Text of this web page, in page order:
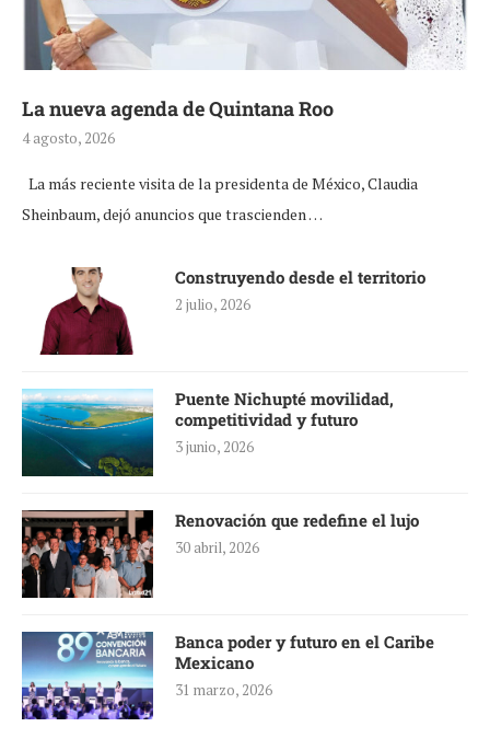
La nueva agenda de Quintana Roo
4 agosto, 2026
La más reciente visita de la presidenta de México, Claudia
Sheinbaum, dejó anuncios que trascienden …
Construyendo desde el territorio
2 julio, 2026
Puente Nichupté movilidad,
competitividad y futuro
3 junio, 2026
Renovación que redefine el lujo
30 abril, 2026
Banca poder y futuro en el Caribe
Mexicano
31 marzo, 2026